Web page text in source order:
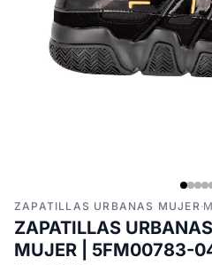
ZAPATILLAS URBANAS MUJER·
ZAPATILLAS
MUJER | 5FM00783-